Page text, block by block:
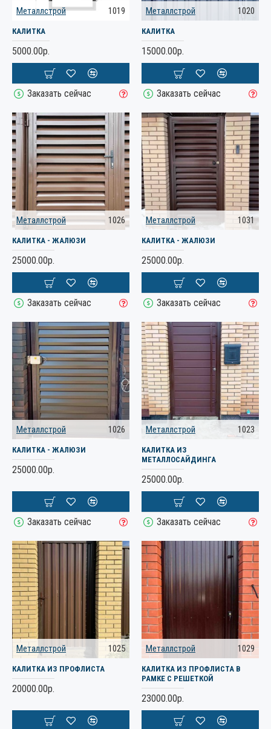
Металлстрой 1019
КАЛИТКА
5000.00р.
Заказать сейчас
Металлстрой 1020
КАЛИТКА
15000.00р.
Заказать сейчас
Металлстрой 1026
КАЛИТКА - ЖАЛЮЗИ
25000.00р.
Заказать сейчас
Металлстрой 1031
КАЛИТКА - ЖАЛЮЗИ
25000.00р.
Заказать сейчас
Металлстрой 1026
КАЛИТКА - ЖАЛЮЗИ
25000.00р.
Заказать сейчас
Металлстрой 1023
КАЛИТКА ИЗ
МЕТАЛЛОСАЙДИНГА
25000.00р.
Заказать сейчас
Металлстрой 1025
КАЛИТКА ИЗ ПРОФЛИСТА
20000.00р.
Металлстрой 1029
КАЛИТКА ИЗ ПРОФЛИСТА В
РАМКЕ С РЕШЕТКОЙ
23000.00р.